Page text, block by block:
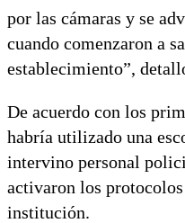
por las cámaras y se
cuando comenzaron a
establecimiento”,
De acuerdo con los
habría utilizado una
intervino personal
activaron los
institución.